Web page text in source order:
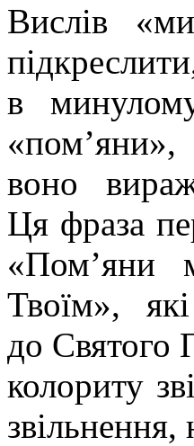
Вислів
в
«пом’яни»,
воно
Ця фраза
«Пом’яни
Твоїм»,
до Святого
колориту